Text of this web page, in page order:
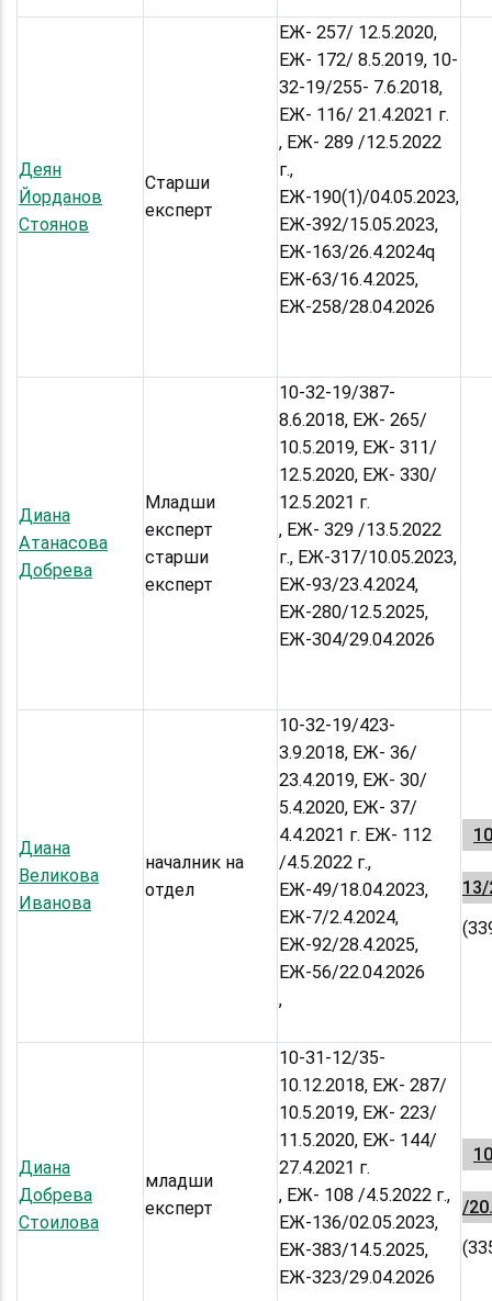
Деян
Йорданов
Стоянов
Старши
експерт
ЕЖ- 257/ 12.5.2020,
ЕЖ- 172/ 8.5.2019, 10-
32-19/255- 7.6.2018,
ЕЖ- 116/ 21.4.2021 г.
, ЕЖ- 289 /12.5.2022
г.,
ЕЖ-190(1)/04.05.2023,
ЕЖ-392/15.05.2023,
ЕЖ-163/26.4.2024q
ЕЖ-63/16.4.2025,
ЕЖ-258/28.04.2026
Диана
Атанасова
Добрева
Младши
експерт
старши
експерт
10-32-19/387-
8.6.2018, ЕЖ- 265/
10.5.2019, ЕЖ- 311/
12.5.2020, ЕЖ- 330/
12.5.2021 г.
, ЕЖ- 329 /13.5.2022
г., ЕЖ-317/10.05.2023,
ЕЖ-93/23.4.2024,
ЕЖ-280/12.5.2025,
ЕЖ-304/29.04.2026
Диана
Великова
Иванова
началник на
отдел
10-32-19/423-
3.9.2018, ЕЖ- 36/
23.4.2019, ЕЖ- 30/
5.4.2020, ЕЖ- 37/
4.4.2021 г. ЕЖ- 112
/4.5.2022 г.,
ЕЖ-49/18.04.2023,
ЕЖ-7/2.4.2024,
ЕЖ-92/28.4.2025,
ЕЖ-56/22.04.2026
,
13/
Диана
Добрева
Стоилова
младши
експерт
10-31-12/35-
10.12.2018, ЕЖ- 287/
10.5.2019, ЕЖ- 223/
11.5.2020, ЕЖ- 144/
27.4.2021 г.
, ЕЖ- 108 /4.5.2022 г.,
ЕЖ-136/02.05.2023,
ЕЖ-383/14.5.2025,
ЕЖ-323/29.04.2026
/